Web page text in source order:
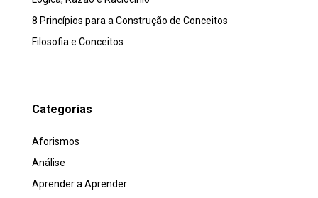
8 Princípios para a Construção de Conceitos
Filosofia e Conceitos
Categorias
Aforismos
Análise
Aprender a Aprender